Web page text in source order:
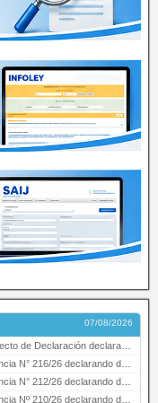
07/08/2026
de interés provincial PRESIDENCI…
de interés provincial la labor …
de interés provincial el “50° A…
de interés provincial el proyec…